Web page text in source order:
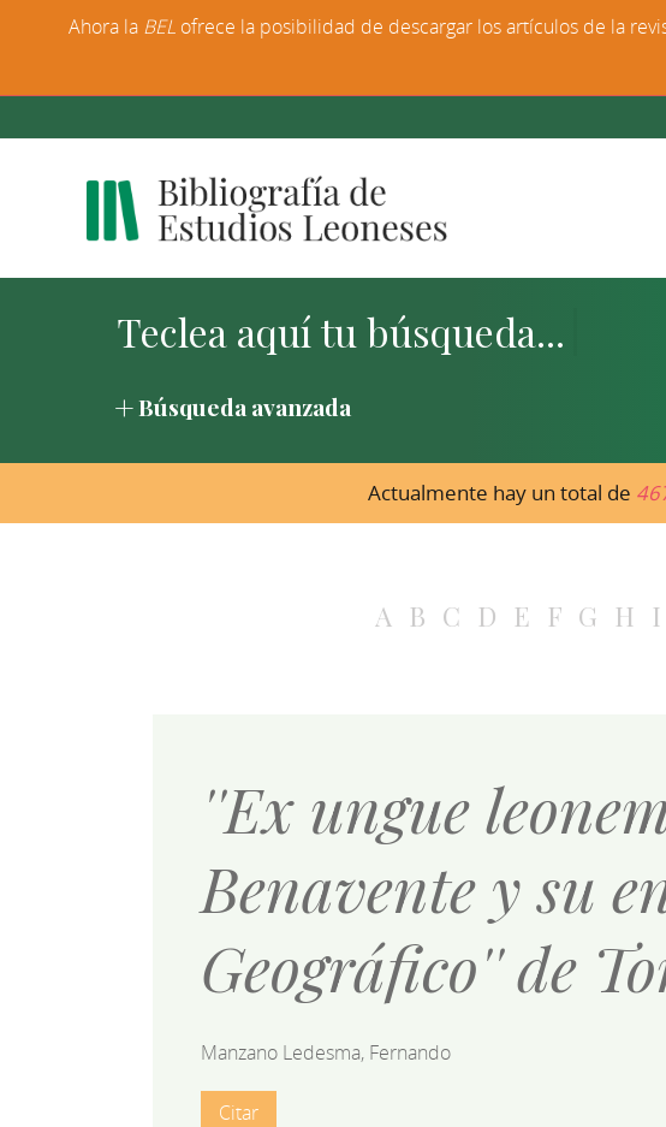
Búsqueda avanzada
Actualmente hay un total de
A B C D E F G H I
''Ex ungue
Benavente y su
Geográfico'' de
Manzano Ledesma, Fernando
Citar
Ahora la BEL ofrece la posibilidad de descargar los artículos de la